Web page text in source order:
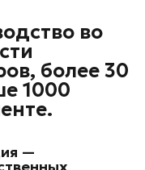
во
более 30
1000
—